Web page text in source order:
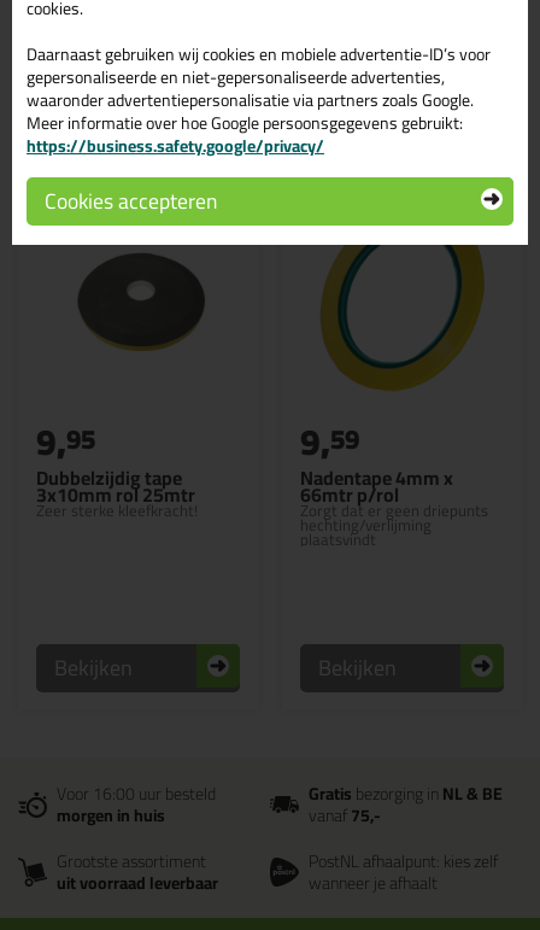
Gerelateerde producten
Dubbelzijdig tape
3x10mm rol 25mtr
Zeer sterke kleefkracht!
9,95
Bekijken
Nadentape 4mm x
66mtr p/rol
Zorgt dat er geen driepunts
hechting/verlijming
plaatsvindt
9,59
Bekijken
Voor 16:00 uur besteld
morgen in huis
Gratisbezorging inNL & BE
vanaf75,-
Grootste assortiment
uit voorraad leverbaar
PostNL afhaalpunt: kies zelf
wanneer je afhaalt
cookies.
Daarnaast gebruiken wij cookies en mobiele advertentie-ID’s voor
gepersonaliseerde en niet-gepersonaliseerde advertenties,
waaronder advertentiepersonalisatie via partners zoals Google.
Meer informatie over hoe Google persoonsgegevens gebruikt:
https://business.safety.google/privacy/
Cookies accepteren